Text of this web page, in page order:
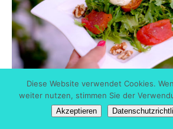
Salat
Pool mit dem
Diese Website verwendet Cookies.
weiter nutzen, stimmen Sie der
Akzeptieren